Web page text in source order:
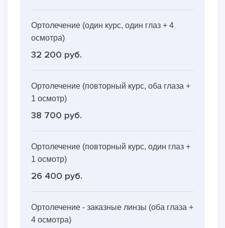
Ортолечение (один курс, один глаз + 4
осмотра)
32 200 руб.
Ортолечение (повторный курс, оба глаза +
1 осмотр)
38 700 руб.
Ортолечение (повторный курс, один глаз +
1 осмотр)
26 400 руб.
Ортолечение - заказные линзы (оба глаза +
4 осмотра)